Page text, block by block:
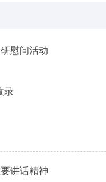
慰问活动
录
讲话精神